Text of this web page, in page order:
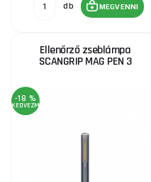
db MEGVENNI
Ellenőrző zseblámpa
SCANGRIP MAG PEN 3
-18 %
KEDVEZMÉNY